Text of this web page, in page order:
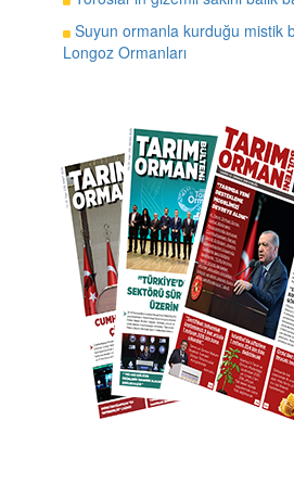
Suyun ormanla kurduğu mistik
Longoz Ormanları